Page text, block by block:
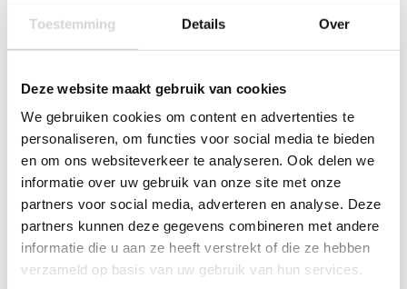
Toestemming Details Over
Deze website maakt gebruik van cookies
We gebruiken cookies om content en advertenties te
personaliseren, om functies voor social media te bieden
en om ons websiteverkeer te analyseren. Ook delen we
informatie over uw gebruik van onze site met onze
partners voor social media, adverteren en analyse. Deze
partners kunnen deze gegevens combineren met andere
informatie die u aan ze heeft verstrekt of die ze hebben
verzameld op basis van uw gebruik van hun services.
Big Bags standaard (geschikt voor 1 kuub)